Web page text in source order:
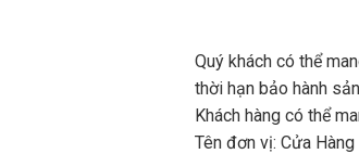
Quý khách có thể
thời hạn bảo hành
Khách hàng có thể
Tên đơn vị: Cửa